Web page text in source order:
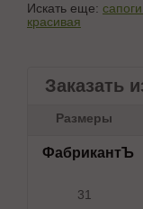
Искать еще:
красивая
Заказать
Размеры
ФабрикантЪ
31